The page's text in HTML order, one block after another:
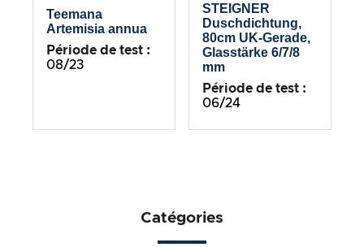
Teemana
Artemisia annua
Période de test :
08/23
STEIGNER
Duschdichtung,
80cm UK-Gerade,
Glasstärke 6/7/8
mm
Période de test :
06/24
Catégories